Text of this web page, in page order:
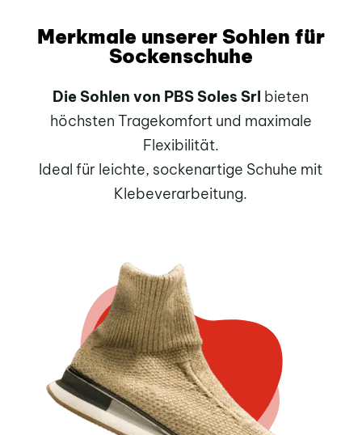
Merkmale unserer Sohlen für
Sockenschuhe
Die Sohlen von PBS Soles Srl bieten
höchsten Tragekomfort und maximale
Flexibilität.
Ideal für leichte, sockenartige Schuhe mit
Klebeverarbeitung.